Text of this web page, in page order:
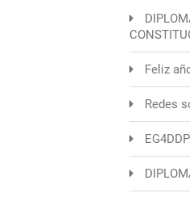
Feliz
Redes
EG4DDP